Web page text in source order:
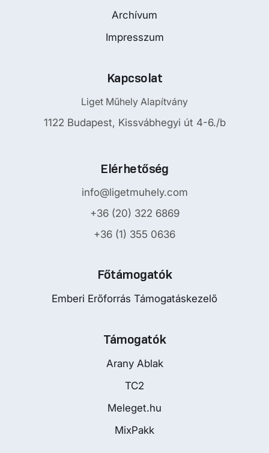
Archívum
Impresszum
Kapcsolat
Liget Műhely Alapítvány
1122 Budapest, Kissvábhegyi út 4-6./b
Elérhetőség
info@ligetmuhely.com
+36 (20) 322 6869
+36 (1) 355 0636
Főtámogatók
Emberi Erőforrás Támogatáskezelő
Támogatók
Arany Ablak
TC2
Meleget.hu
MixPakk